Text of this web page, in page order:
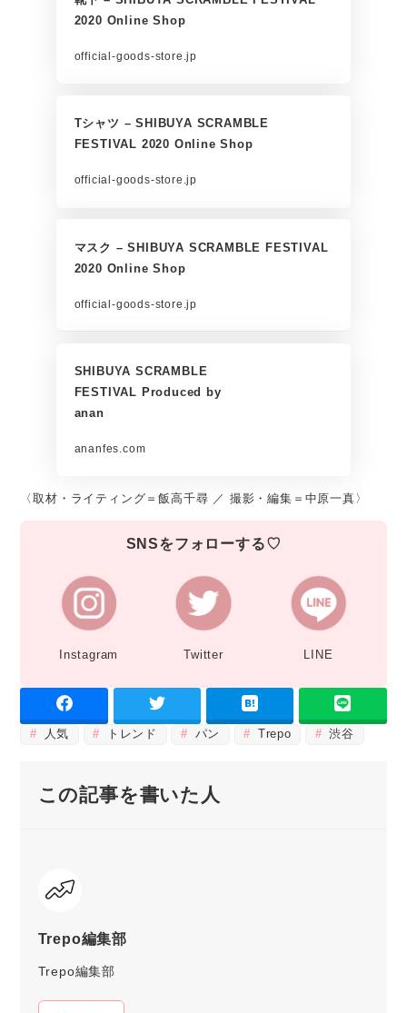
2020 Online Shop
official-goods-store.jp
Tシャツ – SHIBUYA SCRAMBLE
FESTIVAL 2020 Online Shop
official-goods-store.jp
マスク – SHIBUYA SCRAMBLE FESTIVAL
2020 Online Shop
official-goods-store.jp
SHIBUYA SCRAMBLE
FESTIVAL Produced by
anan
ananfes.com
〈取材・ライティング＝飯高千尋 ／ 撮影・編集＝中原一真〉
SNSをフォローする♡
Instagram Twitter LINE
人気 トレンド パン Trepo 渋谷
この記事を書いた人
Trepo編集部
Trepo編集部